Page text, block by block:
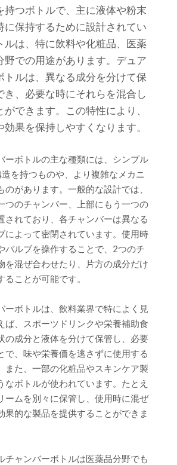
持つボトルで、主に液体や粉末
に保持するために設計されてい
ルは、特に飲料や化粧品、医薬
野での用途があります。デュア
トルは、異なる成分を分けて保
き、必要な時にそれらを混合し
できます。この特性により、
果を保持しやすくなります。
ーボトルの主な種類には、シンプル
を持つものや、より複雑なメカニ
のがあります。一般的な設計では、
つのチャンバー、上部にもう一つの
されており、各チャンバーは異なる
によって密閉されています。使用時
バルブを操作することで、2つのチ
を混ぜ合わせたり、片方の成分だけ
ことが可能です。
ーボトルは、飲料業界で特によく見
ば、スポーツドリンクや栄養補助食
の成分と液体を分けて保管し、必要
で、味や栄養価を逃さずに使用する
また、一部の化粧品やスキンケア製
なボトルが使われています。たとえ
ームを別々に保管し、使用時に混ぜ
果的な製品を提供することができま
チャンバーボトルは医薬品分野でも